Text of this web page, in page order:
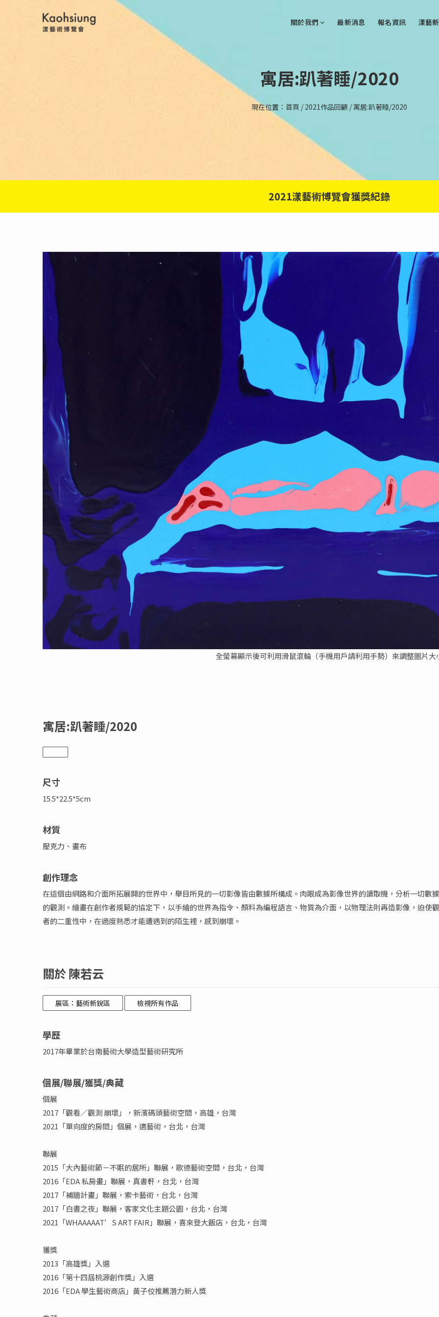
關於我們 最新消息 報名資訊 漾藝
寓居:趴著睡/2020
現在位置： 首頁 / 2021作品回顧 / 寓居:趴著睡/2020
2021漾藝術博覽會獲獎紀錄
全螢幕顯示後可利用滑鼠滾輪（手機用戶請利用手勢）來調整圖片大
寓居:趴著睡/2020
尺寸
15.5*22.5*5cm
材質
壓克力、畫布
創作理念
在這個由網路和介面所拓展開的世界中，舉目所見的一切影像皆由數據所構成。肉眼成為影像世界的讀取機，分析一切數
的觀測。繪畫在創作者規範的協定下，以手繪的世界為指令、顏料為編程語言、物質為介面，以物理法則再造影像，迫使
者的二重性中，在過度熟悉才能遭遇到的陌生裡，感到崩壞。
關於 陳若云
展區：藝術新銳區 檢視所有作品
學歷
2017年畢業於台南藝術大學造型藝術研究所
個展/聯展/獲獎/典藏
個展
2017「觀看／觀測 崩壞」，新濱碼頭藝術空間，高雄，台灣
2021「單向度的房間」個展，適藝術，台北，台灣
聯展
2015「大內藝術節－不眠的居所」聯展，歌德藝術空間，台北，台灣
2016「EDA 私房畫」聯展，真書軒，台北，台灣
2017「補牆計畫」聯展，索卡藝術，台北，台灣
2017「白晝之夜」聯展，客家文化主題公園，台北，台灣
2021「WHAAAAAT’S ART FAIR」聯展，喜來登大飯店，台北，台灣
獲獎
2013「高雄獎」入選
2016「第十四屆桃源創作獎」入選
2016「EDA 學生藝術商店」黃子佼推薦潛力新人獎